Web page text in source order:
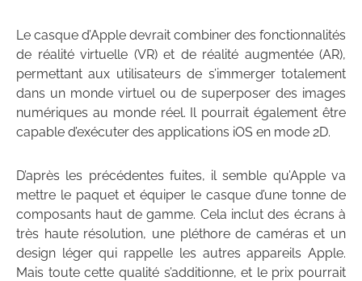
Le casque d’Apple devrait combiner des fonctionnalités
de réalité virtuelle (VR) et de réalité augmentée (AR),
permettant aux utilisateurs de s’immerger totalement
dans un monde virtuel ou de superposer des images
numériques au monde réel. Il pourrait également être
capable d’exécuter des applications iOS en mode 2D.
D’après les précédentes fuites, il semble qu’Apple va
mettre le paquet et équiper le casque d’une tonne de
composants haut de gamme. Cela inclut des écrans à
très haute résolution, une pléthore de caméras et un
design léger qui rappelle les autres appareils Apple.
Mais toute cette qualité s’additionne, et le prix pourrait